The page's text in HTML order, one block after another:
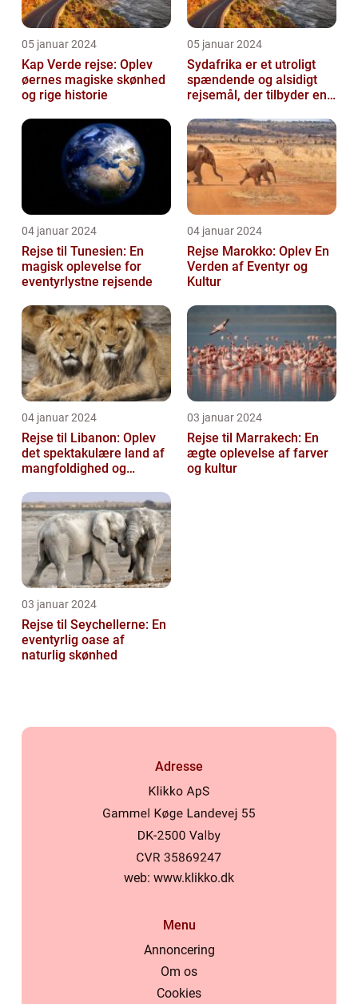
05 januar 2024
Kap Verde rejse: Oplev
øernes magiske skønhed
og rige historie
05 januar 2024
Sydafrika er et utroligt
spændende og alsidigt
rejsemål, der tilbyder en
...
04 januar 2024
Rejse til Tunesien: En
magisk oplevelse for
eventyrlystne rejsende
04 januar 2024
Rejse Marokko: Oplev En
Verden af Eventyr og
Kultur
04 januar 2024
Rejse til Libanon: Oplev
det spektakulære land af
mangfoldighed og
03 januar 2024
Rejse til Marrakech: En
ægte oplevelse af farver
og kultur
03 januar 2024
Rejse til Seychellerne: En
eventyrlig oase af
naturlig skønhed
Adresse
web: www.klikko.dk
Menu
Annoncering
Om os
Cookies